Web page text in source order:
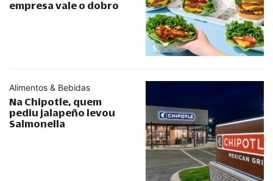
empresa vale o dobro
Alimentos & Bebidas
Na Chipotle, quem
pediu jalapeño levou
Salmonella